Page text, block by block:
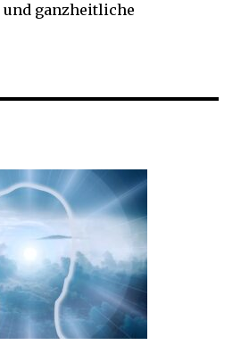
ganzheitliche